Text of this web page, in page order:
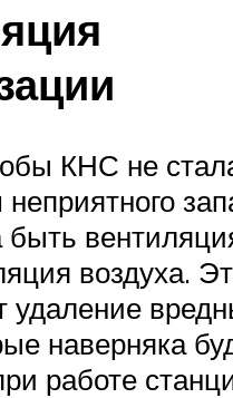
КНС не
воздуха.
удаление
наверняка
работе